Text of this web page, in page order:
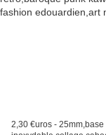
2,30 €uros -